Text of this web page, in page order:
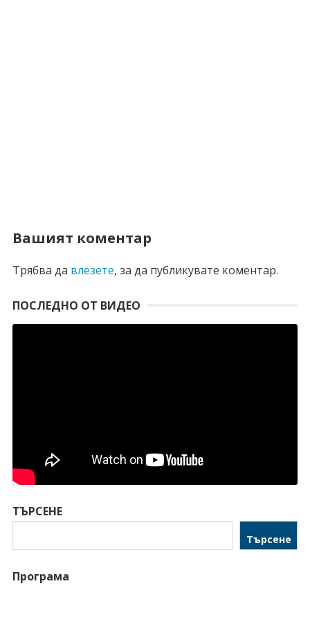
Вашият коментар
Трябва да влезете, за да публикувате коментар.
ПОСЛЕДНО ОТ ВИДЕО
ТЪРСЕНЕ
Търсене
Програма